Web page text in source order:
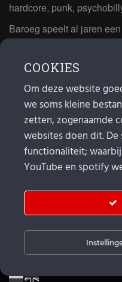
hardcore, punk,
Baroeg speelt al jaren
jaar.
MAIL
Algemeen:info@baroeg.nl
Bands & boeking:
Promotie & publiciteit:
COOKIES
Om deze website
we soms kleine
zetten, zogenaamde
websites doen dit.
functionaliteit;
YouTube en spotify